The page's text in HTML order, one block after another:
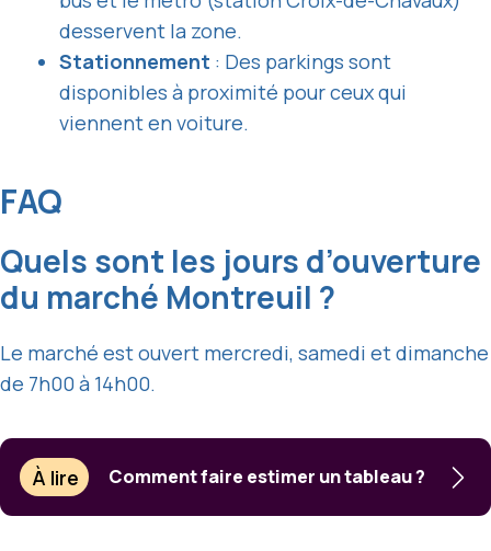
desservent la zone.
Stationnement : Des parkings sont
disponibles à proximité pour ceux qui
viennent en voiture.
FAQ
Quels sont les jours d’ouverture
du marché Montreuil ?
Le marché est ouvert mercredi, samedi et dimanche
de 7h00 à 14h00.
À lire Comment faire estimer un tableau ?